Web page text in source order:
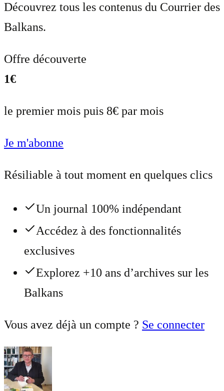
Découvrez tous les contenus du Courrier des
Balkans.
Offre découverte
1€
le premier mois puis 8€ par mois
Je m'abonne
Résiliable à tout moment en quelques clics
Un journal 100% indépendant
Accédez à des fonctionnalités
exclusives
Explorez +10 ans d’archives sur les
Balkans
Vous avez déjà un compte ? Se connecter